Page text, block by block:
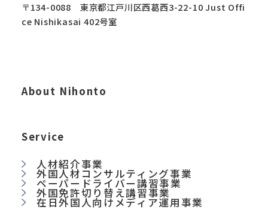
〒134-0088 東京都江戸川区西葛西3-22-10 Just Offi
ce Nishikasai 402号室
About Nihonto
Service
人材紹介事業
外国人材コンサルティング事業
ペーパードライバー講習事業
外国免許切り替え講習事業
在日外国人向けメディア運用事業